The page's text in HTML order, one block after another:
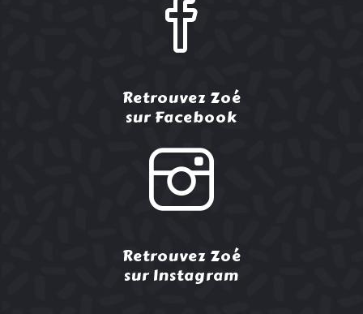
Retrouvez Zoé
sur Facebook
Retrouvez Zoé
sur Instagram